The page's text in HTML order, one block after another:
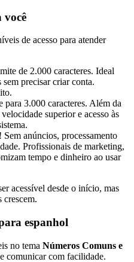
você
de acesso para atender
de 2.000 caracteres. Ideal
precisar criar conta.
para 3.000 caracteres. Além da
superior e acesso às
Sem anúncios, processamento
Profissionais de marketing,
tempo e dinheiro ao usar
acessível desde o início, mas
crescem.
espanhol
no tema Números Comuns e
comunicar com facilidade.